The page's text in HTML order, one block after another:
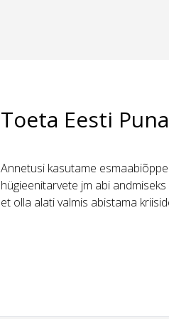
Toeta Eesti
Annetusi kasutame
hügieenitarvete jm abi
et olla alati valmis abistama